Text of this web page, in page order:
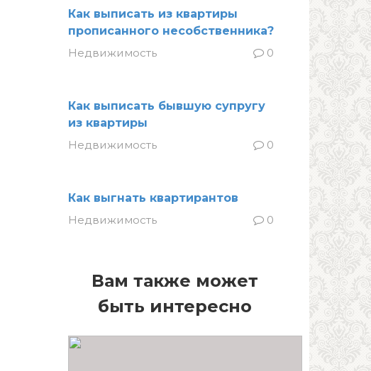
Как выписать из квартиры
прописанного несобственника?
Недвижимость
0
Как выписать бывшую супругу
из квартиры
Недвижимость
0
Как выгнать квартирантов
Недвижимость
0
Вам также может
быть интересно